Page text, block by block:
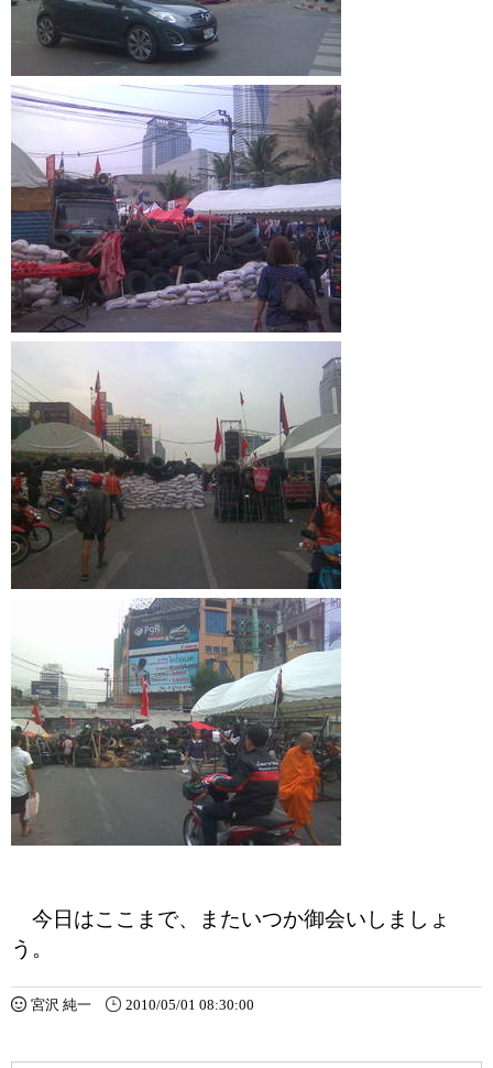
今日はここまで、またいつか御会いしましょ
う。
宮沢 純一 2010/05/01 08:30:00